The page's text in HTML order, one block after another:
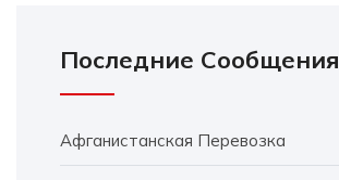
Последние Сообщения
Афганистанская Перевозка